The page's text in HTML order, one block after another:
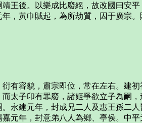
王後。以樂成比廢絕，故改國曰安平
，黃巾賊起，為所劫質，囚于廣宗
有容貌，肅宗即位，常在左右。建
太子卬有罪廢，諸姬爭欲立子為嗣
永建元年，封成兄二人及惠王孫二人
元年，封意弟八人為鄉、亭侯。中